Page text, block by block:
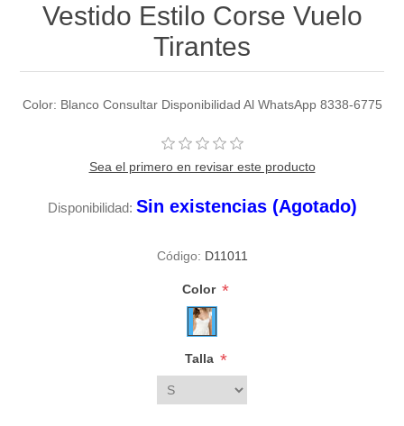
Vestido Estilo Corse Vuelo
Tirantes
Color: Blanco Consultar Disponibilidad Al WhatsApp 8338-6775
Sea el primero en revisar este producto
Disponibilidad: Sin existencias (Agotado)
Código: D11011
Color *
Talla *